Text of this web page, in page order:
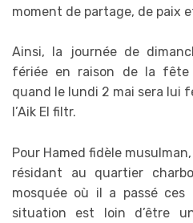
moment de partage, de paix
Ainsi, la journée de
fériée en raison de la
quand le lundi 2 mai sera lui
l’Aik El filtr.
Pour Hamed fidèle musulman,
résidant au quartier
mosquée où il a passé
situation est loin d’être